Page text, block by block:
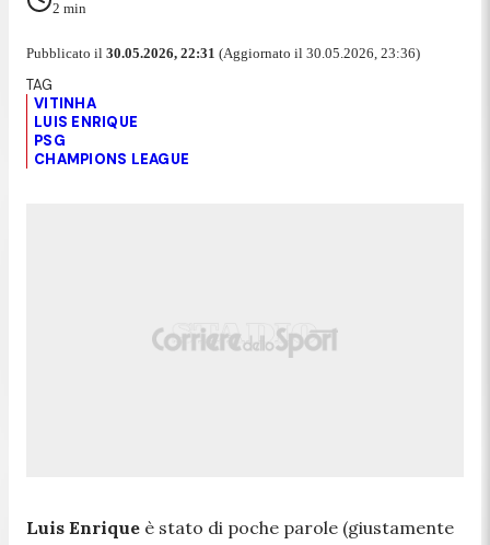
2 min
Pubblicato il 30.05.2026, 22:31 (Aggiornato il 30.05.2026, 23:36)
VITINHA
LUIS ENRIQUE
PSG
CHAMPIONS LEAGUE
Luis Enrique è stato di poche parole (giustamente